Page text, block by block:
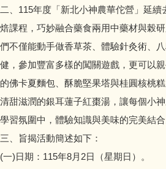
公開授課專區
會計資訊公開
校園宣導訊息
校園填報
二、115年度「新北小神農華佗營」延續
焙課程，巧妙融合藥食兩用中藥材與榖
們不僅能動手做香草茶、體驗針灸術、
健，參加豐富多樣的闖關遊戲，更可以
的佛卡夏麵包、酥脆堅果塔與桂圓核桃
清甜滋潤的銀耳蓮子紅棗湯，讓每個小
學習氛圍中，體驗知識與美味的完美結合
三、旨揭活動簡述如下：
(一)日期：115年8月2日（星期日）。